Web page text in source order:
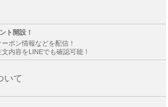
ト開設！
ポン情報などを配信！
内容をLINEでも確認可能！
いて